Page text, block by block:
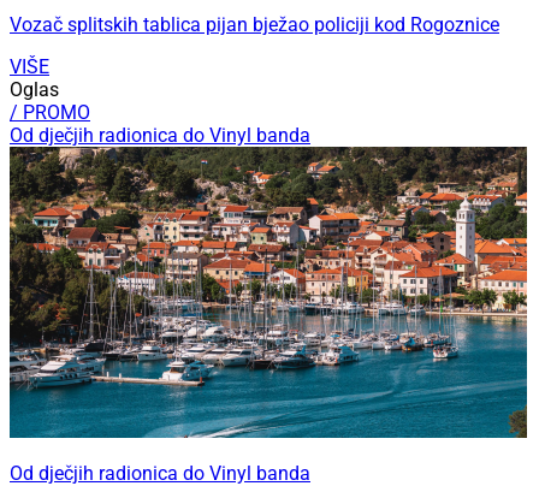
Vozač splitskih tablica pijan bježao policiji kod Rogoznice
VIŠE
Oglas
/ PROMO
Od dječjih radionica do Vinyl banda
Od dječjih radionica do Vinyl banda